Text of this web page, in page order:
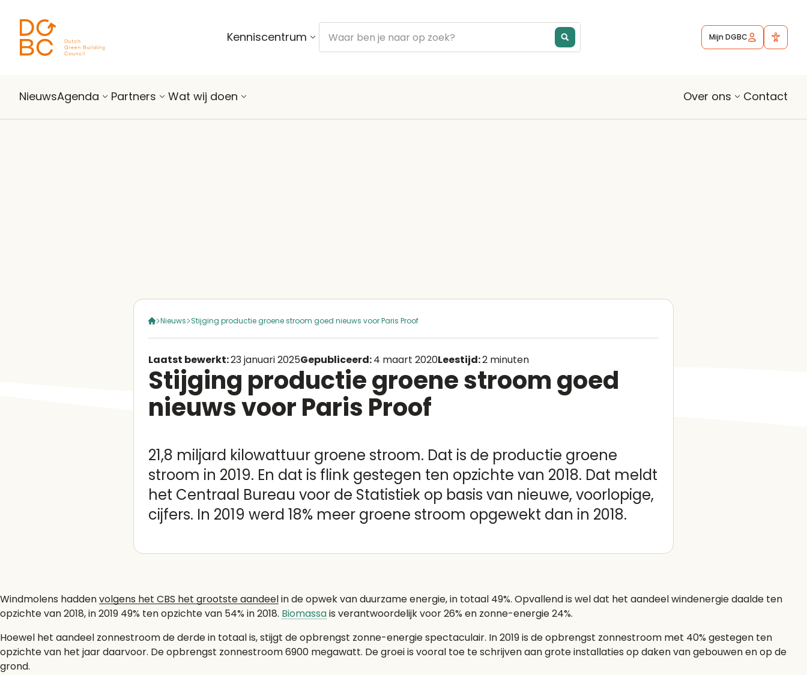
Kenniscentrum Mijn DGBC
NieuwsAgenda Partners Wat wij doen Over ons Contact
Nieuws Stijging productie groene stroom goed nieuws voor Paris Proof
Laatst bewerkt:23 januari 2025Gepubliceerd:4 maart 2020Leestijd:2 minuten
Stijging productie groene stroom goed
nieuws voor Paris Proof
21,8 miljard kilowattuur groene stroom. Dat is de productie groene
stroom in 2019. En dat is flink gestegen ten opzichte van 2018. Dat meldt
het Centraal Bureau voor de Statistiek op basis van nieuwe, voorlopige,
cijfers. In 2019 werd 18% meer groene stroom opgewekt dan in 2018.
Windmolens haddenvolgens het CBS het grootste aandeelin de opwek van duurzame energie, in totaal 49%. Opvallend is wel dat het aandeel windenergie daalde ten
opzichte van 2018, in 2019 49% ten opzichte van 54% in 2018. Biomassais verantwoordelijk voor 26% en zonne-energie 24%.
Hoewel het aandeel zonnestroom de derde in totaal is, stijgt de opbrengst zonne-energie spectaculair. In 2019 is de opbrengst zonnestroom met 40% gestegen ten
opzichte van het jaar daarvoor. De opbrengst zonnestroom 6900 megawatt. De groei is vooral toe te schrijven aan grote installaties op daken van gebouwen en op de
grond.